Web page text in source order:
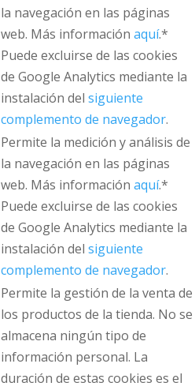
la navegación en las páginas
web. Más información aquí.*
Puede excluirse de las cookies
de Google Analytics mediante la
instalación del siguiente
complemento de navegador.
Permite la medición y análisis de
la navegación en las páginas
web. Más información aquí.*
Puede excluirse de las cookies
de Google Analytics mediante la
instalación del siguiente
complemento de navegador.
Permite la gestión de la venta de
los productos de la tienda. No se
almacena ningún tipo de
información personal. La
duración de estas cookies es el